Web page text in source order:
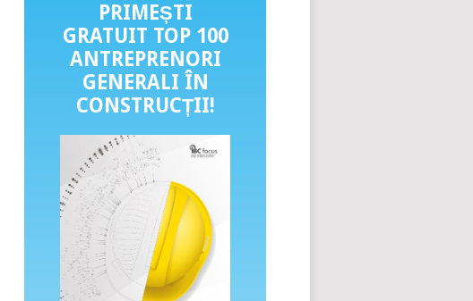
PRIMEȘTI
GRATUIT TOP 100
ANTREPRENORI
GENERALI ÎN
CONSTRUCȚII!